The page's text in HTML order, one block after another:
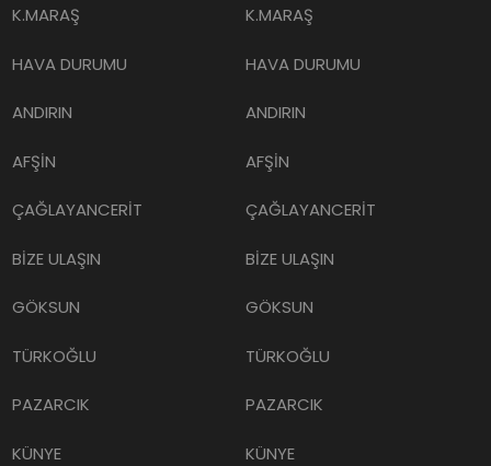
K.MARAŞ
HAVA DURUMU
ANDIRIN
AFŞİN
ÇAĞLAYANCERİT
BİZE ULAŞIN
GÖKSUN
TÜRKOĞLU
PAZARCIK
KÜNYE
K.MARAŞ
HAVA DURUMU
ANDIRIN
AFŞİN
ÇAĞLAYANCERİT
BİZE ULAŞIN
GÖKSUN
TÜRKOĞLU
PAZARCIK
KÜNYE